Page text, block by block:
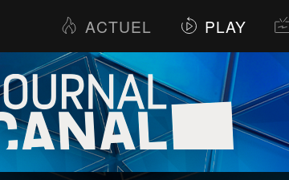
ACTUEL PLAY